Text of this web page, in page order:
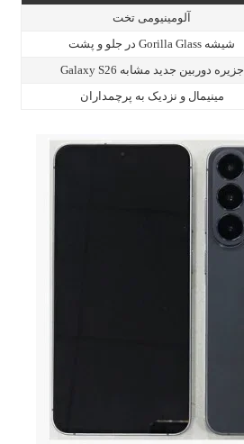
آلومینیومی تخت
شیشه Gorilla Glass در جلو و پشت
جزیره دوربین جدید مشابه Galaxy S26
مینیمال و نزدیک به پرچمداران